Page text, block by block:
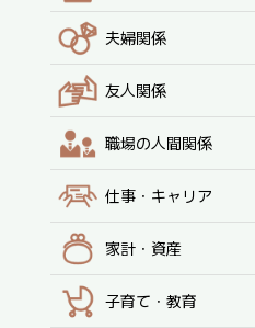
夫婦関係
友人関係
職場の人間関係
仕事・キャリア
家計・資産
子育て・教育